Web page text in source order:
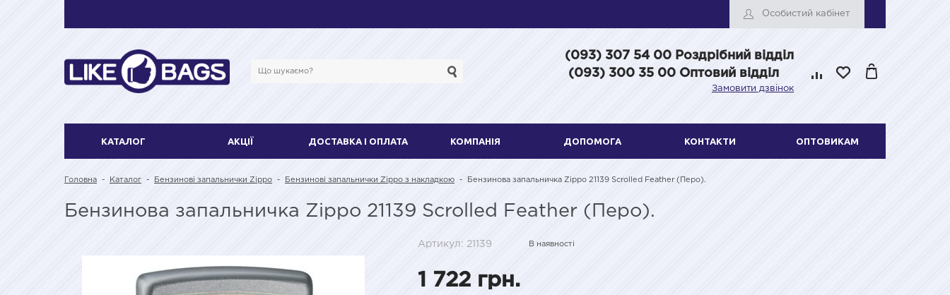
Особистий кабінет
(093) 307 54 00 Роздрібний відділ
(093) 300 35 00 Оптовий відділ
Замовити дзвінок
КАТАЛОГ АКЦІЇ ДОСТАВКА І ОПЛАТА КОМПАНІЯ ДОПОМОГА КОНТАКТИ ОПТОВИКАМ
Головна - Каталог - Бензинові запальнички Zippo - Бензинові запальнички Zippo з накладкою - Бензинова запальничка Zippo 21139 Scrolled Feather (Перо).
Бензинова запальничка Zippo 21139 Scrolled Feather (Перо).
Артикул: 21139 В наявності
1 722 грн.